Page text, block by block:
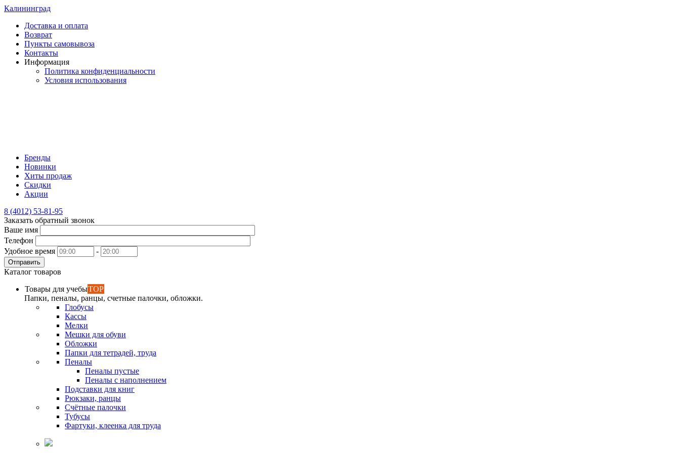
Калининград
Доставка и оплата
Возврат
Пункты самовывоза
Контакты
Информация
Политика конфиденциальности
Условия использования
Бренды
Новинки
Хиты продаж
Скидки
Акции
8 (4012) 53-81-95
Заказать обратный звонок
Ваше имя
Телефон
Удобное время
-
Отправить
Каталог товаров
Товары для учебыTOP
Папки, пеналы, ранцы, счетные палочки, обложки.
Глобусы
Кассы
Мелки
Мешки для обуви
Обложки
Папки для тетрадей, труда
Пеналы
Пеналы пустые
Пеналы с наполнением
Подставки для книг
Рюкзаки, ранцы
Счётные палочки
Тубусы
Фартуки, клеенка для труда